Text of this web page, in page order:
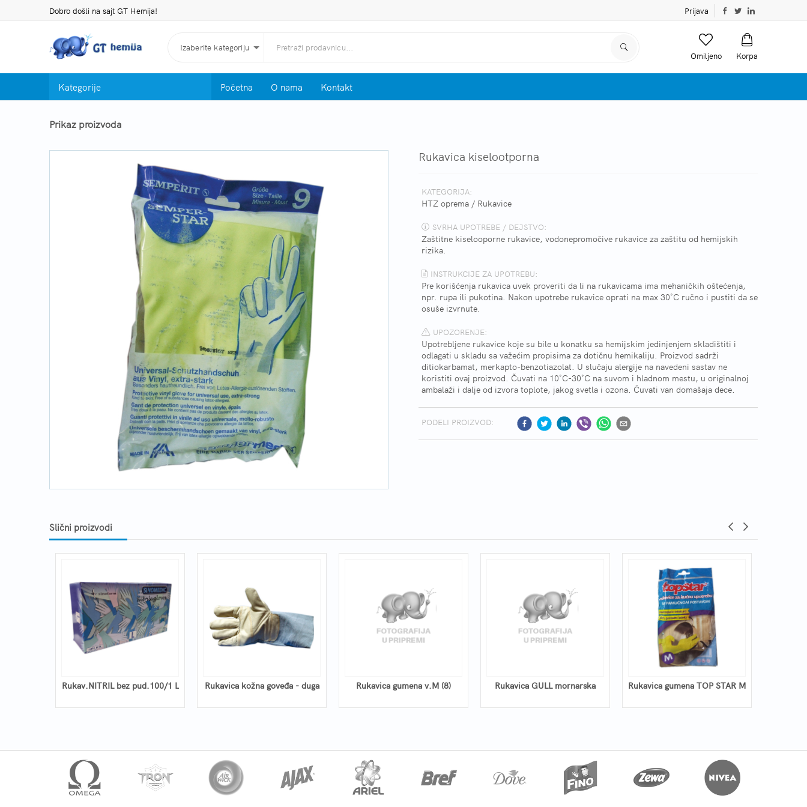
Dobro došli na sajt GT Hemija! Prijava
Izaberite kategoriju
Omiljeno Korpa
Kategorije Početna O nama Kontakt
Prikaz proizvoda
Rukavica kiselootporna
KATEGORIJA:
HTZ oprema / Rukavice
SVRHA UPOTREBE / DEJSTVO:
Zaštitne kiselooporne rukavice, vodonepromočive rukavice za zaštitu od hemijskih
rizika.
INSTRUKCIJE ZA UPOTREBU:
Pre korišćenja rukavica uvek proveriti da li na rukavicama ima mehaničkih oštećenja,
npr. rupa ili pukotina. Nakon upotrebe rukavice oprati na max 30˚C ručno i pustiti da se
osuše izvrnute.
UPOZORENJE:
Upotrebljene rukavice koje su bile u konatku sa hemijskim jedinjenjem skladištiti i
odlagati u skladu sa važećim propisima za dotičnu hemikaliju. Proizvod sadrži
ditiokarbamat, merkapto-benzotiazolat. U slučaju alergije na navedeni sastav ne
koristiti ovaj proizvod. Čuvati na 10˚C-30˚C na suvom i hladnom mestu, u originalnoj
ambalaži i dalje od izvora toplote, jakog svetla i ozona. Čuvati van domašaja dece.
PODELI PROIZVOD:
Slični proizvodi
Rukav.NITRIL bez pud.100/1 L Rukavica kožna goveđa - duga Rukavica gumena v.M (8) Rukavica GULL mornarska Rukavica gumena TOP STAR M